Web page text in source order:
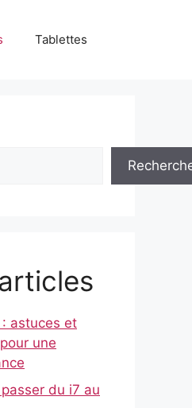
Tablettes
astuces et
une
du i7 au